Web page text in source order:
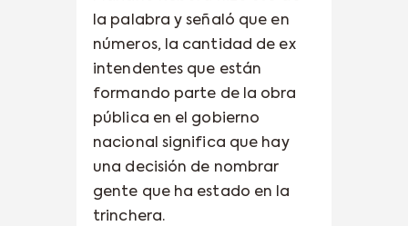
la palabra y señaló que en
números, la cantidad de ex
intendentes que están
formando parte de la obra
pública en el gobierno
nacional significa que hay
una decisión de nombrar
gente que ha estado en la
trinchera.